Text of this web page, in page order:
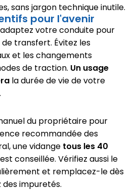
sans jargon technique inutile.
pour l'avenir
votre conduite pour
transfert. Évitez les
et les changements
de traction. Un usage
la durée de vie de votre
du propriétaire pour
recommandée des
une vidange tous les 40
conseillée. Vérifiez aussi le
et remplacez-le dès
impuretés.